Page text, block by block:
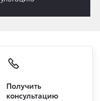
Получить
консультацию